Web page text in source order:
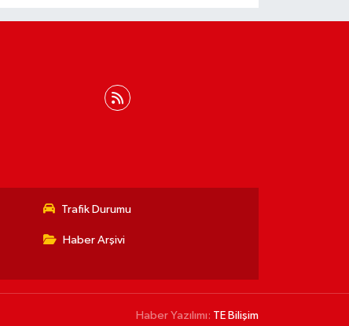
Trafik Durumu
Haber Arşivi
Haber Yazılımı: TE Bilişim